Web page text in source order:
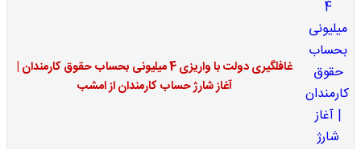
غافلگیری دولت با واریزی 4 میلیونی بحساب حقوق کارمندان |
آغاز شارژ حساب کارمندان از امشب